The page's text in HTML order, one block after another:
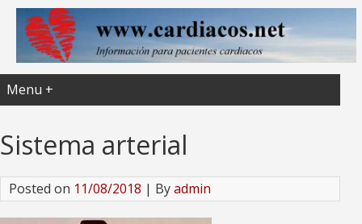
Menu +
Sistema arterial
Posted on 11/08/2018 | Byadmin